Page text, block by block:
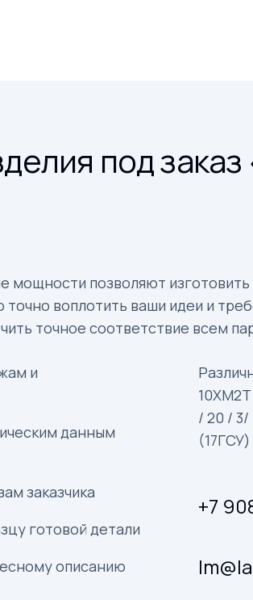
под заказ
мощности позволяют
точно воплотить ваши идеи и
точное соответствие всем
и
данным
заказчика
готовой детали
описанию
10ХМ2Т
/ 20 /
+7